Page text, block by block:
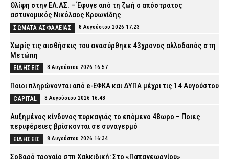
Θλίψη στην ΕΛ.ΑΣ. – Έφυγε από τη ζωή ο απόστρατος
αστυνομικός Νικόλαος Κρυωνίδης
ΣΩΜΑΤΑ ΑΣΦΑΛΕΙΑΣ 8 Αυγούστου 2026 17:23
Χωρίς τις αισθήσεις του ανασύρθηκε 43χρονος αλλοδαπός στη
Μετώπη
ΕΙΔΗΣΕΙΣ 8 Αυγούστου 2026 16:57
Ποιοι πληρώνονται από e-ΕΦΚΑ και ΔΥΠΑ μέχρι τις 14 Αυγούστου
CAPITAL 8 Αυγούστου 2026 16:48
Αυξημένος κίνδυνος πυρκαγιάς το επόμενο 48ωρο – Ποιες
περιφέρειες βρίσκονται σε συναγερμό
ΕΙΔΗΣΕΙΣ 8 Αυγούστου 2026 16:34
Σοβαρό τροχαίο στη Χαλκιδική: Στο «Παπαγεωργίου»